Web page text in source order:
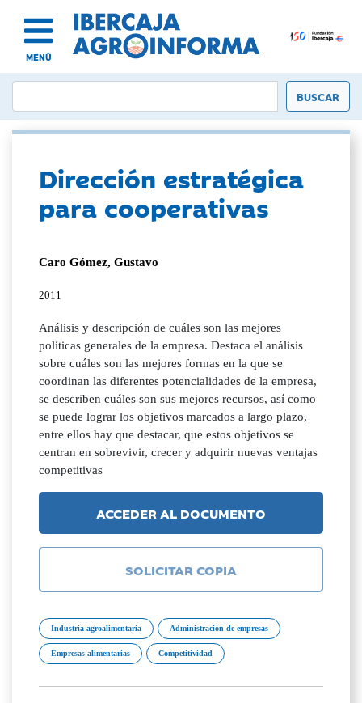
MENÚ
Dirección estratégica
para cooperativas
Caro Gómez, Gustavo
2011
Análisis y descripción de cuáles son las mejores
políticas generales de la empresa. Destaca el análisis
sobre cuáles son las mejores formas en la que se
coordinan las diferentes potencialidades de la empresa,
se describen cuáles son sus mejores recursos, así como
se puede lograr los objetivos marcados a largo plazo,
entre ellos hay que destacar, que estos objetivos se
centran en sobrevivir, crecer y adquirir nuevas ventajas
competitivas
ACCEDER AL DOCUMENTO
SOLICITAR COPIA
Industria agroalimentaria Administración de empresas
Empresas alimentarias Competitividad